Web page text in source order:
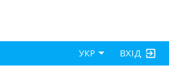
ВХІД
УКР